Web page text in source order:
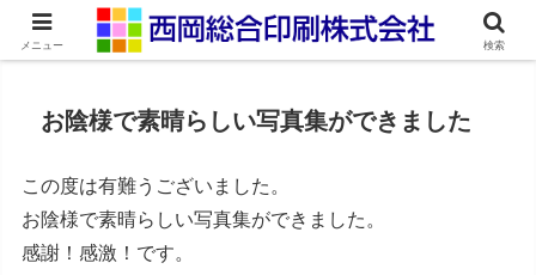
ネット印刷通販・オンデマンド印刷
お陰様で素晴らしい写真集ができました
この度は有難うございました。
お陰様で素晴らしい写真集ができました。
感謝！感激！です。
メニュー 検索